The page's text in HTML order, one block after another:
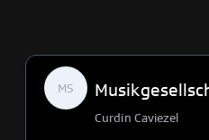
MS
Curdin Caviezel